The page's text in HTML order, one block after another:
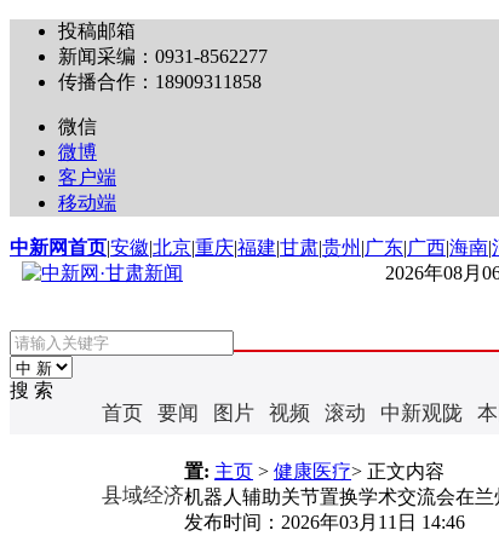
投稿邮箱
新闻采编：0931-8562277
传播合作：18909311858
微信
微博
客户端
移动端
中新网首页|安徽|北京|重庆|福建|甘肃|贵州 |广东|广西|海南|
2026年08月
搜 索
首页 要闻 图片 视频 滚动 中新观陇
县域经济
置: 主页 > 健康医疗> 正文内容
机器人辅助关节置换学术交流会在兰
发布时间： 2026年03月11日 14:46